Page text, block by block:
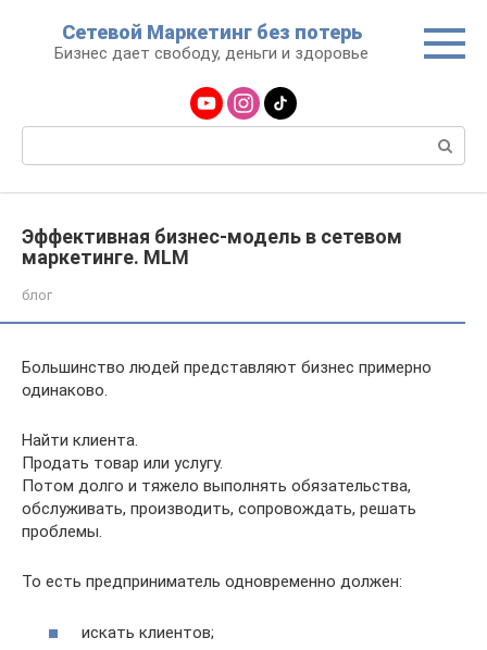
контенту
Сетевой Маркетинг без потерь
Бизнес дает свободу, деньги и здоровье
Поиск:
Эффективная бизнес-модель в сетевом
маркетинге. MLM
блог
Большинство людей представляют бизнес примерно
одинаково.
Найти клиента.
Продать товар или услугу.
Потом долго и тяжело выполнять обязательства,
обслуживать, производить, сопровождать, решать
проблемы.
То есть предприниматель одновременно должен:
искать клиентов;